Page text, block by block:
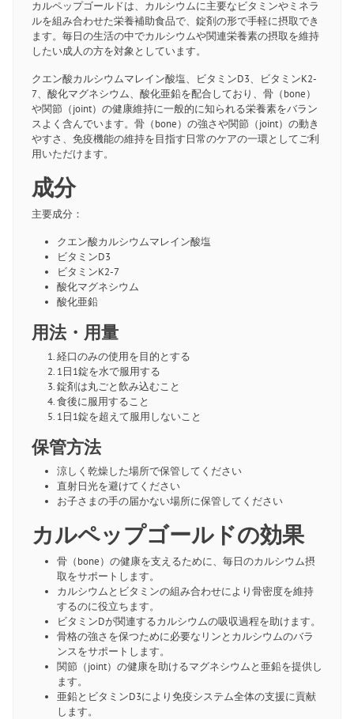
カルペップゴールドは、カルシウムに主要なビタミンやミネラ
ルを組み合わせた栄養補助食品で、錠剤の形で手軽に摂取でき
ます。毎日の生活の中でカルシウムや関連栄養素の摂取を維持
したい成人の方を対象としています。
クエン酸カルシウムマレイン酸塩、ビタミンD3、ビタミンK2-
7、酸化マグネシウム、酸化亜鉛を配合しており、骨（bone）
や関節（joint）の健康維持に一般的に知られる栄養素をバラン
スよく含んでいます。骨（bone）の強さや関節（joint）の動き
やすさ、免疫機能の維持を目指す日常のケアの一環としてご利
用いただけます。
成分
主要成分：
クエン酸カルシウムマレイン酸塩
ビタミンD3
ビタミンK2-7
酸化マグネシウム
酸化亜鉛
用法・用量
経口のみの使用を目的とする
1日1錠を水で服用する
錠剤は丸ごと飲み込むこと
食後に服用すること
1日1錠を超えて服用しないこと
保管方法
涼しく乾燥した場所で保管してください
直射日光を避けてください
お子さまの手の届かない場所に保管してください
カルペップゴールドの効果
骨（bone）の健康を支えるために、毎日のカルシウム摂
取をサポートします。
カルシウムとビタミンの組み合わせにより骨密度を維持
するのに役立ちます。
ビタミンDが関連するカルシウムの吸収過程を助けます。
骨格の強さを保つために必要なリンとカルシウムのバラ
ンスをサポートします。
関節（joint）の健康を助けるマグネシウムと亜鉛を提供し
ます。
亜鉛とビタミンD3により免疫システム全体の支援に貢献
します。